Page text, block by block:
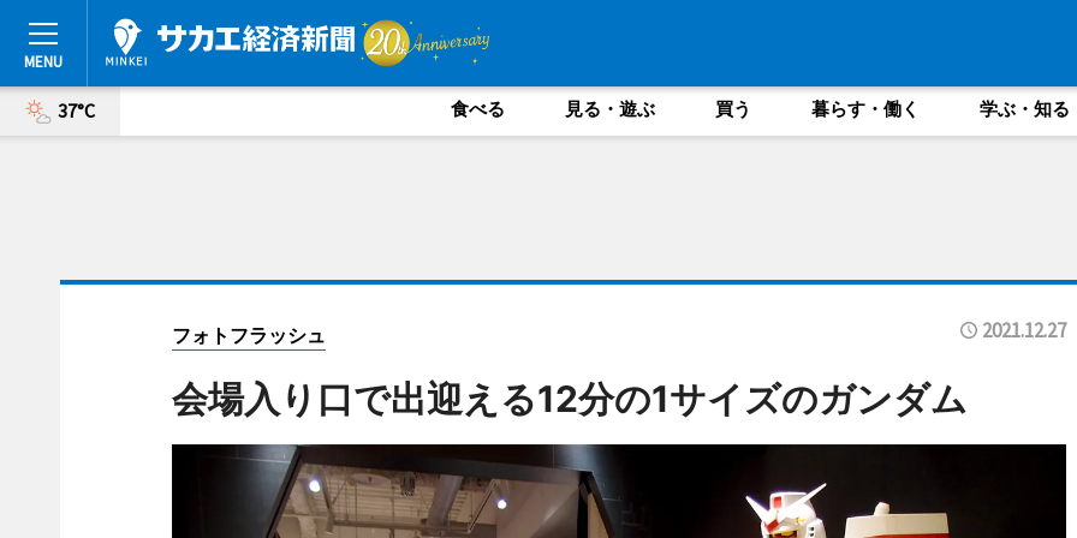
37°C 食べる 見る・遊ぶ 買う 暮らす・働く 学ぶ・知る
フォトフラッシュ 2021.12.27
会場入り口で出迎える12分の1サイズのガンダム